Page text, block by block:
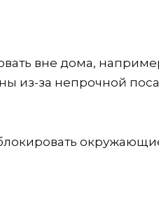
вне дома,
из-за непрочной